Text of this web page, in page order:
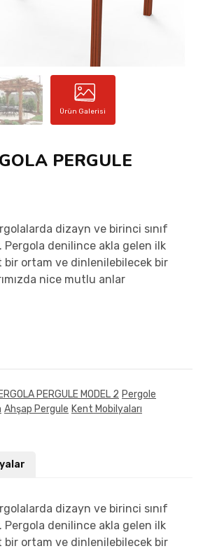
Ürün Galerisi
PERGULE
dizayn ve birinci sınıf
Pergola denilince akla gelen ilk
ortam ve dinlenilebilecek bir
nice mutlu anlar
PERGULE MODEL 2 Pergole
Ahşap Pergule Kent Mobilyaları
dizayn ve birinci sınıf
Pergola denilince akla gelen ilk
ortam ve dinlenilebilecek bir